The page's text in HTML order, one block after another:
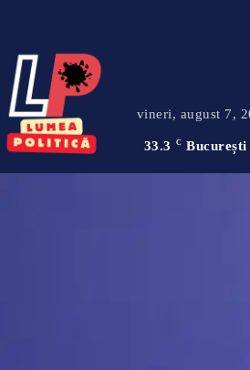
vineri, august 7,
33.3 C București